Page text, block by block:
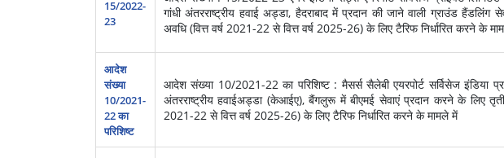
15/2022-
23
गांधी अंतरराष्ट्रीय हवाई अड्डा, हैदराबाद में प्रदान की जाने वाली ग्राउंड
अवधि (वित्त वर्ष 2021-22 से वित्त वर्ष 2025-26) के लिए टैरिफ निर्धारित करने के
आदेश
संख्‍या
10/2021-
22 का
परिशिष्ट
आदेश संख्‍या 10/2021-22 का परिशिष्ट : मैसर्स सैलेबी एयरपोर्ट सर्विसेज इंडिया
अंतरराष्ट्रीय हवाईअड्डा (केआईए), बैंगलुरू में बीएमई सेवाएं प्रदान करने के लिए
2021-22 से वित्त वर्ष 2025-26) के लिए टैरिफ निर्धारित करने के मामले में